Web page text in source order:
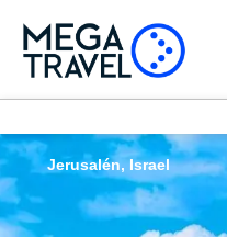
Jerusalén, Israel